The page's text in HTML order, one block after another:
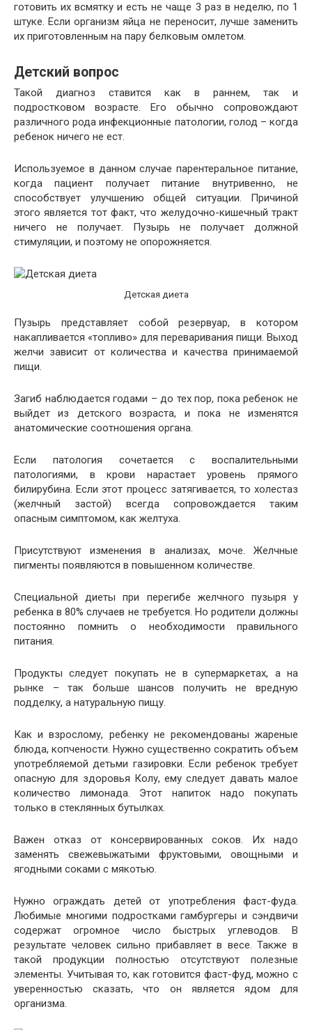
готовить их всмятку и есть не чаще 3 раз в неделю, по 1
штуке. Если организм яйца не переносит, лучше заменить
их приготовленным на пару белковым омлетом.
Детский вопрос
Такой диагноз ставится как в раннем, так и
подростковом возрасте. Его обычно сопровождают
различного рода инфекционные патологии, голод – когда
ребенок ничего не ест.
Используемое в данном случае парентеральное питание,
когда пациент получает питание внутривенно, не
способствует улучшению общей ситуации. Причиной
этого является тот факт, что желудочно-кишечный тракт
ничего не получает. Пузырь не получает должной
стимуляции, и поэтому не опорожняется.
Детская диета
Пузырь представляет собой резервуар, в котором
накапливается «топливо» для переваривания пищи. Выход
желчи зависит от количества и качества принимаемой
пищи.
Загиб наблюдается годами – до тех пор, пока ребенок не
выйдет из детского возраста, и пока не изменятся
анатомические соотношения органа.
Если патология сочетается с воспалительными
патологиями, в крови нарастает уровень прямого
билирубина. Если этот процесс затягивается, то холестаз
(желчный застой) всегда сопровождается таким
опасным симптомом, как желтуха.
Присутствуют изменения в анализах, моче. Желчные
пигменты появляются в повышенном количестве.
Специальной диеты при перегибе желчного пузыря у
ребенка в 80% случаев не требуется. Но родители должны
постоянно помнить о необходимости правильного
питания.
Продукты следует покупать не в супермаркетах, а на
рынке – так больше шансов получить не вредную
подделку, а натуральную пищу.
Как и взрослому, ребенку не рекомендованы жареные
блюда, копчености. Нужно существенно сократить объем
употребляемой детьми газировки. Если ребенок требует
опасную для здоровья Колу, ему следует давать малое
количество лимонада. Этот напиток надо покупать
только в стеклянных бутылках.
Важен отказ от консервированных соков. Их надо
заменять свежевыжатыми фруктовыми, овощными и
ягодными соками с мякотью.
Нужно ограждать детей от употребления фаст-фуда.
Любимые многими подростками гамбургеры и сэндвичи
содержат огромное число быстрых углеводов. В
результате человек сильно прибавляет в весе. Также в
такой продукции полностью отсутствуют полезные
элементы. Учитывая то, как готовится фаст-фуд, можно с
уверенностью сказать, что он является ядом для
организма.